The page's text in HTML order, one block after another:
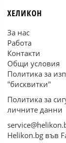
ХЕЛИКОН
За нас
Работа
Контакти
Общи условия
Политика за
"бисквитки"
Политика за
личните данни
Helikon.bg във